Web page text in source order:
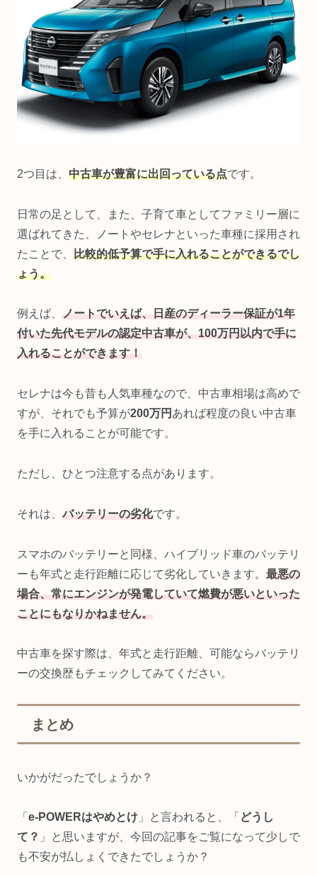
2つ目は、 中古車が豊富に出回っている点です。
日常の足として、また、子育て車としてファミリー層に
選ばれてきた、ノートやセレナといった車種に採用され
たことで、 比較的低予算で手に入れることができるでし
ょう。
例えば、 ノートでいえば、日産のディーラー保証が1年
付いた先代モデルの認定中古車が、100万円以内で手に
入れることができます！
セレナは今も昔も人気車種なので、中古車相場は高めで
すが、それでも予算が200万円 あれば程度の良い中古車
を手に入れることが可能です。
ただし、ひとつ注意する点があります。
それは、バッテリーの劣化です。
スマホのバッテリーと同様、ハイブリッド車のバッテリ
ーも年式と走行距離に応じて劣化していきます。 最悪の
場合、常にエンジンが発電していて燃費が悪いといった
ことにもなりかねません。
中古車を探す際は、年式と走行距離、可能ならバッテリ
ーの交換歴もチェックしてみてください。
まとめ
いかがだったでしょうか？
「 e-POWERはやめとけ 」と言われると、「 どうし
て？ 」と思いますが、今回の記事をご覧になって少しで
も不安が払しょくできたでしょうか？